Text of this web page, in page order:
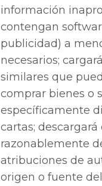
información
contengan
publicidad) a
necesarios;
similares que
comprar bienes o
específicamente
cartas;
razonablemente
atribuciones de
origen o fuente